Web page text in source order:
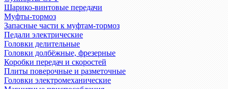
Шарико-винтовые передачи
Муфты-тормоз
Запасные части к муфтам-тормоз
Педали электрические
Головки делительные
Головки долбёжные, фрезерные
Коробки передач и скоростей
Плиты поверочные и разметочные
Головки электромеханические